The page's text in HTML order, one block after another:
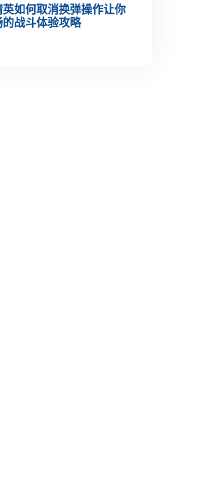
如何取消换弹操作让你
的战斗体验攻略